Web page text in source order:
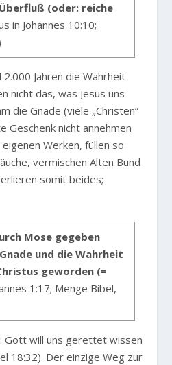
(oder: reiche
in Johannes 10:10;
Jahren die Wahrheit
nicht das, was Jesus uns
die Gnade (viele „Christen“
Geschenk nicht annehmen
Werken, füllen so
vermischen Alten Bund
somit beides;
Mose gegeben
und die Wahrheit
geworden (=
1:17; Menge Bibel,
Gott will uns gerettet wissen
18:32). Der einzige Weg zur